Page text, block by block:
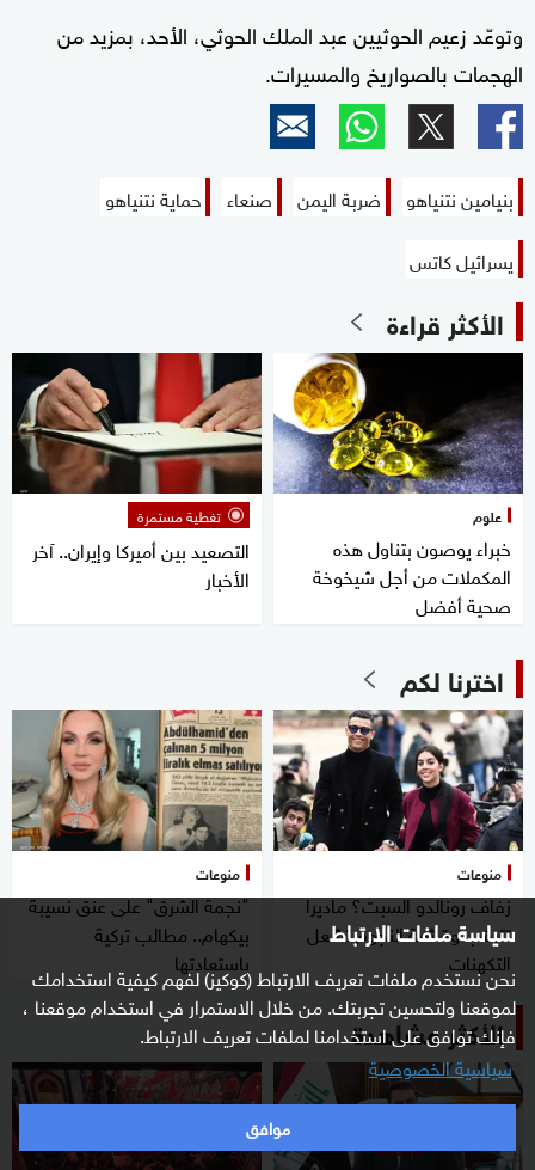
سياسة ملفات الارتباط
نحن نستخدم ملفات تعريف الارتباط (كوكيز) لفهم كيفية استخدامك
لموقعنا ولتحسين تجربتك. من خلال الاستمرار في استخدام موقعنا ،
فإنك توافق على استخدامنا لملفات تعريف الارتباط.
سياسية الخصوصية
موافق
وتوعّد زعيم الحوثيين عبد الملك الحوثي، الأحد، بمزيد من
الهجمات بالصواريخ والمسيرات.
بنيامين نتنياهو ضربة اليمن صنعاء
حماية نتنياهو
يسرائيل كاتس
الأكثر قراءة
علوم
خبراء يوصون بتناول هذه
المكملات من أجل شيخوخة
صحية أفضل
تغطية مستمرة
التصعيد بين أميركا وإيران.. آخر
الأخبار
اخترنا لكم
منوعات
زفاف رونالدو السبت؟ ماديرا
تترقب وقائمة النجوم تشعل
التكهنات
منوعات
"نجمة الشرق" على عنق نسيبة
بيكهام.. مطالب تركية
باستعادتها
الأكثر مشاهدة